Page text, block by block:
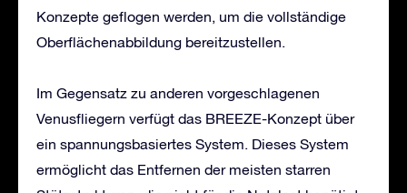
Konzepte geflogen werden, um die vollständige
Oberflächenabbildung bereitzustellen.
Im Gegensatz zu anderen vorgeschlagenen
Venusfliegern verfügt das BREEZE-Konzept über
ein spannungsbasiertes System. Dieses System
ermöglicht das Entfernen der meisten starren